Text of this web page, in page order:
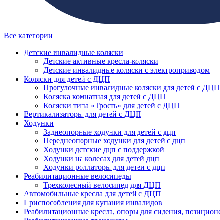
Все категории
Детские инвалидные коляски
Детские активные кресла-коляски
Детские инвалидные коляски с электроприводом
Коляски для детей с ДЦП
Прогулочные инвалидные коляски для детей с ДЦП
Коляска комнатная для детей с ДЦП
Коляски типа «Трость» для детей с ДЦП
Вертикализаторы для детей с ДЦП
Ходунки
Заднеопорные ходунки для детей с дцп
Переднеопорные ходунки для детей с дцп
Ходунки детские дцп с поддержкой
Ходунки на колесах для детей дцп
Ходунки роллаторы для детей с дцп
Реабилитационные велосипеды
Трехколесный велосипед для ДЦП
Автомобильные кресла для детей с ДЦП
Приспособления для купания инвалидов
Реабилитационные кресла, опоры для сидения,